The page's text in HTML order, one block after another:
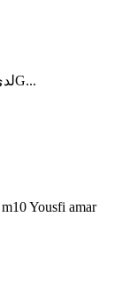
لدي مشكلة في هاتفي سومسون نوت10+ 5G...
Yousfi amar